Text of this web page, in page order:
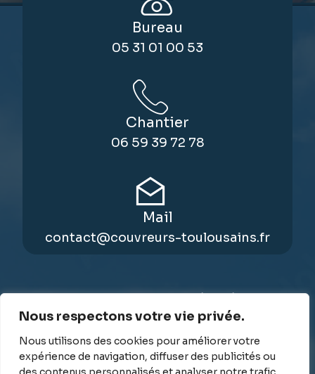
Nous respectons votre vie privée.
Nous utilisons des cookies pour améliorer votre
expérience de navigation, diffuser des publicités ou
Bureau
05 31 01 00 53
Chantier
06 59 39 72 78
Mail
contact@couvreurs-toulousains.fr
Mentions légales-Plan du site- Site internet
réalisé par Alexandra Gabriel,consultant SEO
etcréation sites internet Toulouse.